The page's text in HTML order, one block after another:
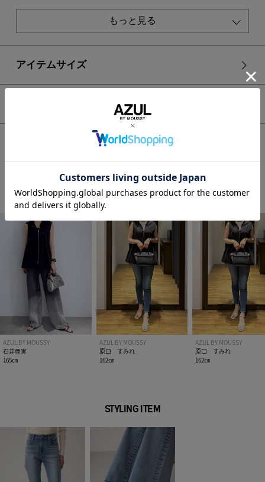
トレンドのペプラムディティール。
今季おすすめのフードデザイン。
羽織としてもトップスとしても着用できるデザイン。
■スタイリング
同素材のアイテム250ISB31-517F C/T撥水タックワイドパン
ツと合わせてセットアップとしての着用がおすすめ。
ーディネートをアップデートできます。
気流染めした平織りのポリエステルを使用しております。
ております。
透け感：なし
裏 地：なし
伸縮性：なし
光沢感：なし
■BLK・L/BEG モデル身長：163cm、着用サイズ：FREEサイ
■BLU モデル身長：170cm、着用サイズ：FREEサイズ
[注意事項]
※画像の商品はサンプルです。実際の商品と仕様、加工が若干
異なる場合があります。
※画像の商品は光の照射や角度、お使いのモニター環境によ
もっと見る
アイテムサイズ
アウター ベスト C/T撥水フード付ジップベスト
STAFF COORDINATE
AZUL BY MOUSSY
石井亜実
165㎝
AZUL BY MOUSSY
原口 すみれ
162㎝
AZUL BY MOUSSY
原口 すみれ
162㎝
STYLING ITEM